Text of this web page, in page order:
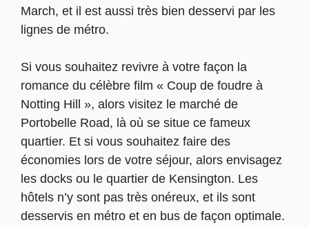
March, et il est aussi très bien desservi par les
lignes de métro.
Si vous souhaitez revivre à votre façon la
romance du célèbre film « Coup de foudre à
Notting Hill », alors visitez le marché de
Portobelle Road, là où se situe ce fameux
quartier. Et si vous souhaitez faire des
économies lors de votre séjour, alors envisagez
les docks ou le quartier de Kensington. Les
hôtels n’y sont pas très onéreux, et ils sont
desservis en métro et en bus de façon optimale.